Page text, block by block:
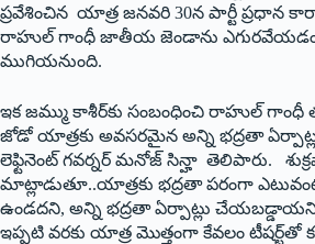
ప్రవేశించిన యాత్ర జనవరి 30న పార్టీ ప్రధాన
రాహుల్‌ ‌గాంధీ జాతీయ జెండాను
ముగియనుంది.
ఇక జమ్ము కాశీర్‌కు సంబంధించి రాహుల్‌ ‌గాంధీ
‌జోడో యాత్రకు అవసరమైన అన్ని భద్రతా
లెఫ్టినెంట్‌ ‌గవర్నర్‌ ‌మనోజ్‌ ‌సిన్హా తెలిపారు.
మాట్లాడుతూ..యాత్రకు భద్రతా పరంగా
ఉండదని, అన్ని భద్రతా ఏర్పాట్లు
ఇప్పటి వరకు యాత్ర మొత్తంగా కేవలం టీషర్ట్‌తో